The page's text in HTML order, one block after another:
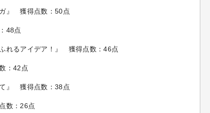
』 獲得点数：50点
48点
れるアイデア！』 獲得点数：46点
：42点
』 獲得点数：38点
数：26点